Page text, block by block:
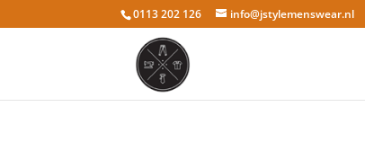
0113 202 126 info@jstylemenswear.nl